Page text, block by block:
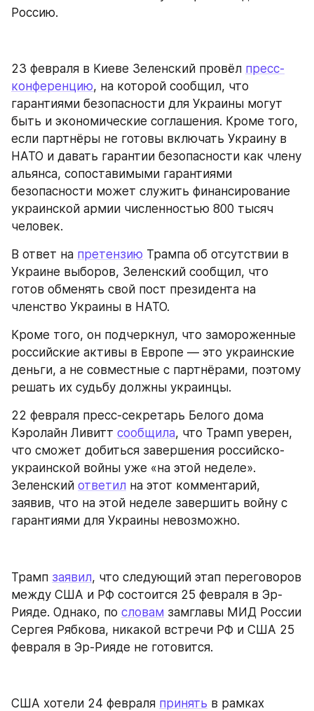
Россию.
23 февраля в Киеве Зеленский провёл пресс-
конференцию, на которой сообщил, что
гарантиями безопасности для Украины могут
быть и экономические соглашения. Кроме того,
если партнёры не готовы включать Украину в
НАТО и давать гарантии безопасности как члену
альянса, сопоставимыми гарантиями
безопасности может служить финансирование
украинской армии численностью 800 тысяч
человек.
В ответ на претензию Трампа об отсутствии в
Украине выборов, Зеленский сообщил, что
готов обменять свой пост президента на
членство Украины в НАТО.
Кроме того, он подчеркнул, что замороженные
российские активы в Европе — это украинские
деньги, а не совместные с партнёрами, поэтому
решать их судьбу должны украинцы.
22 февраля пресс-секретарь Белого дома
Кэролайн Ливитт сообщила, что Трамп уверен,
что сможет добиться завершения российско-
украинской войны уже «на этой неделе».
Зеленский ответил на этот комментарий,
заявив, что на этой неделе завершить войну с
гарантиями для Украины невозможно.
Трамп заявил, что следующий этап переговоров
между США и РФ состоится 25 февраля в Эр-
Рияде. Однако, по словам замглавы МИД России
Сергея Рябкова, никакой встречи РФ и США 25
февраля в Эр-Рияде не готовится.
США хотели 24 февраля принять в рамках